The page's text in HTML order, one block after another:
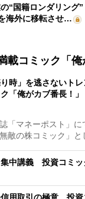
“国籍ロンダリング
海外に移転させ…
載コミック「俺
り時」を逃さないト
「俺がカブ番長！」
「マネーポスト」に
敵の株コミック」
中講義 投資コミッ